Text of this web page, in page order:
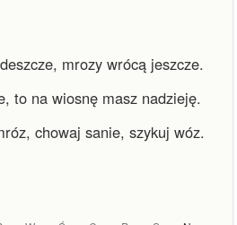
mrozy wrócą jeszcze.
to na wiosnę masz nadzieję.
chowaj sanie, szykuj wóz.